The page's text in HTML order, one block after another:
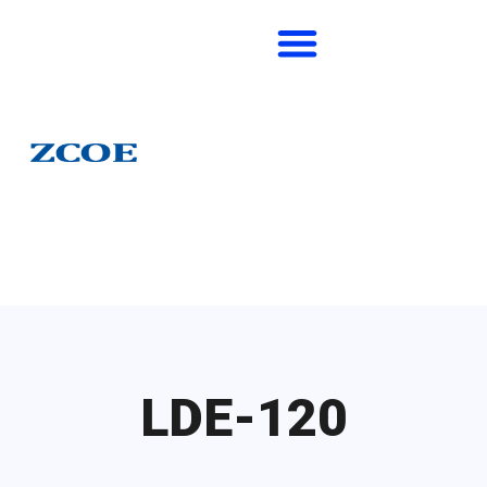
LDE-120